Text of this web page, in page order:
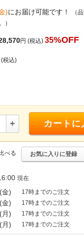
)にお届け可能です！
（
）
円 (税込) 35%OFF
(税込)
+ カートに
べる お気に入りに登録
現在
(金) 17時までのご注文
(金) 17時までのご注文
(月) 17時までのご注文
(月) 17時までのご注文